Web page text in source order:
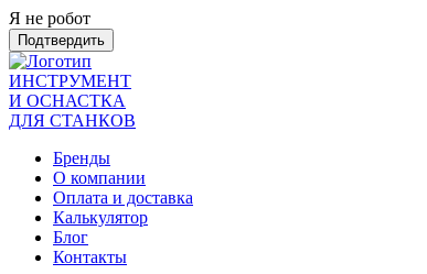
Я не робот
Подтвердить
ИНСТРУМЕНТ
И ОСНАСТКА
ДЛЯ СТАНКОВ
Бренды
О компании
Оплата и доставка
Калькулятор
Блог
Контакты